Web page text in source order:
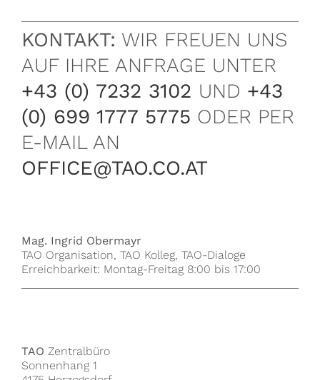
KONTAKT: WIR FREUEN UNS
AUF IHRE ANFRAGE UNTER
+43 (0) 7232 3102 UND +43
(0) 699 1777 5775 ODER PER
E-MAIL AN
OFFICE@TAO.CO.AT
Mag. Ingrid Obermayr
TAO Organisation, TAO Kolleg, TAO-Dialoge
Erreichbarkeit: Montag-Freitag 8:00 bis 17:00
TAO Zentralbüro
Sonnenhang 1